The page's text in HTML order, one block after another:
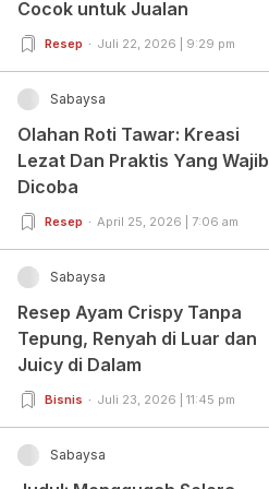
Cocok untuk Jualan
Resep Juli 22, 2026 | 9:29 pm
Sabaysa
Olahan Roti Tawar: Kreasi
Lezat Dan Praktis Yang Wajib
Dicoba
Resep April 25, 2026 | 7:06 am
Sabaysa
Resep Ayam Crispy Tanpa
Tepung, Renyah di Luar dan
Juicy di Dalam
Bisnis Juli 23, 2026 | 11:45 pm
Sabaysa